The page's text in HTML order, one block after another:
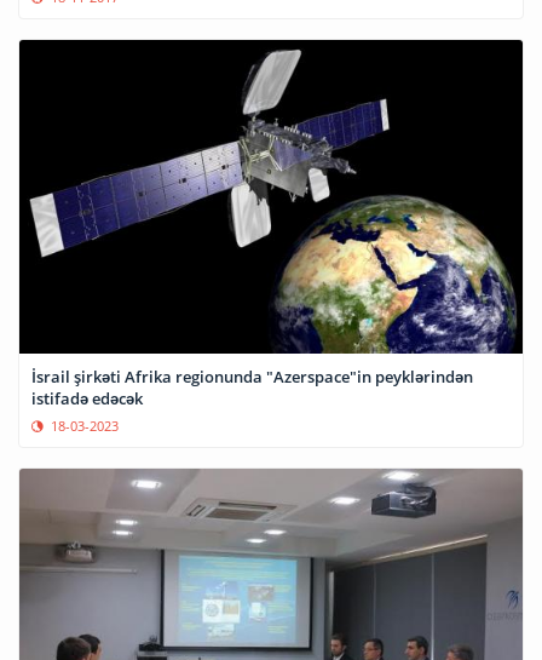
İsrail şirkəti Afrika regionunda "Azerspace"in peyklərindən
istifadə edəcək
18-03-2023